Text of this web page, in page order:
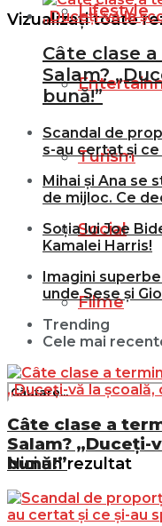
Vizualizați toate
Lifestyle
Turism
Social
Filme
Nici un rezultat
Câte clase
Salam?
bună!”
Scandal de
s-au certat și ce
Mihai și Ana se
de mijloc. Ce
Soția lui Joe
Kamalei Harris!
Imagini
unde Sese și
Trending
Cele mai
Câte clase a
Salam? „Duceți-
bună!”